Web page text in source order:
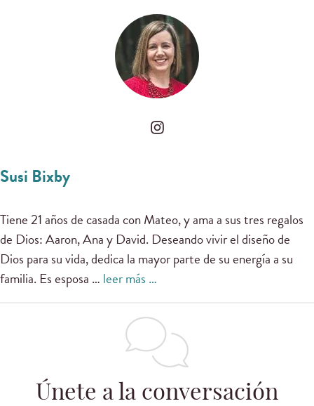
Susi Bixby
Tiene 21 años de casada con Mateo, y ama a sus tres regalos
de Dios: Aaron, Ana y David. Deseando vivir el diseño de
Dios para su vida, dedica la mayor parte de su energía a su
familia. Es esposa … leer más …
Únete a la conversación